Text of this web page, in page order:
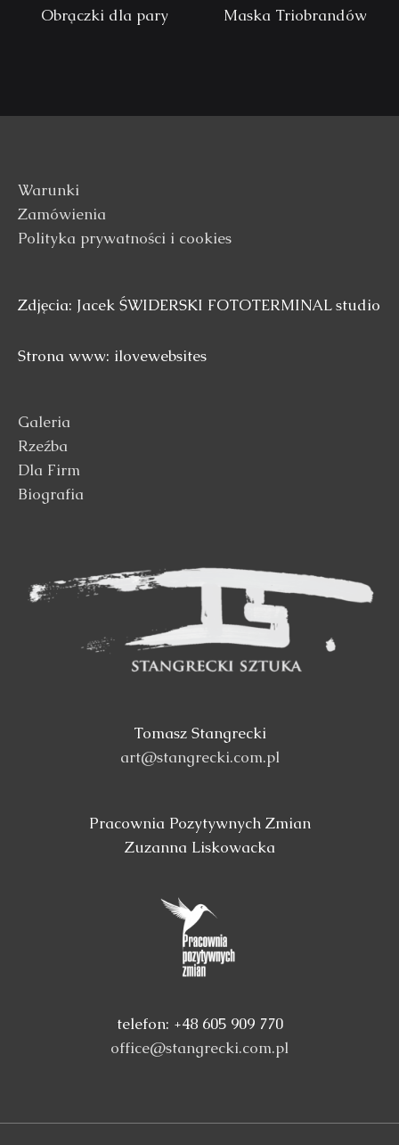
Obrączki dla pary Maska Triobrandów
Warunki
Zamówienia
Polityka prywatności i cookies
Zdjęcia: Jacek ŚWIDERSKI FOTOTERMINAL studio
Strona www: ilovewebsites
Galeria
Rzeźba
Dla Firm
Biografia
Tomasz Stangrecki
art@stangrecki.com.pl
Pracownia Pozytywnych Zmian
Zuzanna Liskowacka
telefon: +48 605 909 770
office@stangrecki.com.pl